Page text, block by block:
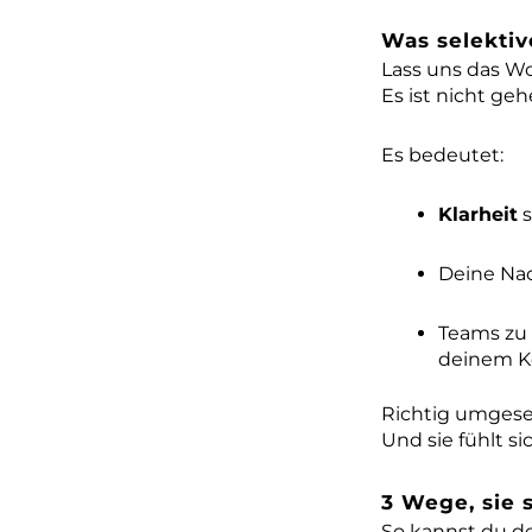
Was
Lass uns das
Es ist nicht
Es bedeutet:
Klarheit
Deine
Teams
deinem
Richtig
Und sie fühlt
3 Wege, sie